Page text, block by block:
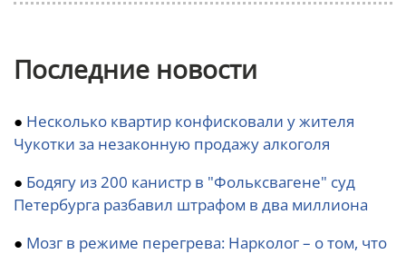
Последние новости
● Несколько квартир конфисковали у жителя
Чукотки за незаконную продажу алкоголя
● Бодягу из 200 канистр в "Фольксвагене" суд
Петербурга разбавил штрафом в два миллиона
● Мозг в режиме перегрева: Нарколог – о том, что